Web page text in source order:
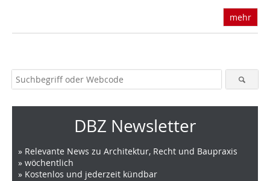
mehr
DBZ Newsletter
» Relevante News zu Architektur, Recht und Baupraxis
» wöchentlich
» Kostenlos und jederzeit kündbar